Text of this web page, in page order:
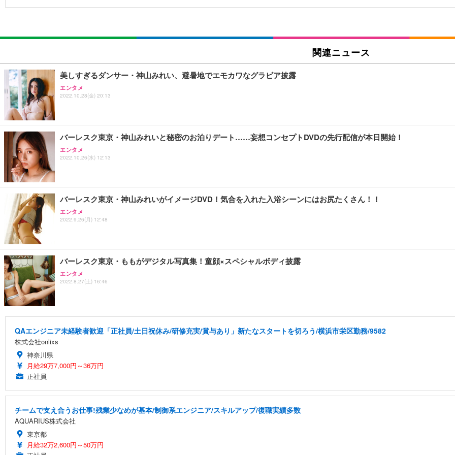
関連ニュース
美しすぎるダンサー・神山みれい、避暑地でエモカワなグラビア披露
エンタメ
2022.10.28(金) 20:13
バーレスク東京・神山みれいと秘密のお泊りデート……妄想コンセプトDVDの先行配信が本日開始！
エンタメ
2022.10.26(水) 12:13
バーレスク東京・神山みれいがイメージDVD！気合を入れた入浴シーンにはお尻たくさん！！
エンタメ
2022.9.26(月) 12:48
バーレスク東京・ももがデジタル写真集！童顔×スペシャルボディ披露
エンタメ
2022.8.27(土) 16:46
QAエンジニア未経験者歓迎「正社員/土日祝休み/研修充実/賞与あり」新たなスタートを切ろう/横浜市栄区勤務/9582
株式会社onlixs
神奈川県
月給29万7,000円～36万円
正社員
チームで支え合うお仕事!残業少なめが基本/制御系エンジニア/スキルアップ/復職実績多数
AQUARIUS株式会社
東京都
月給32万2,600円～50万円